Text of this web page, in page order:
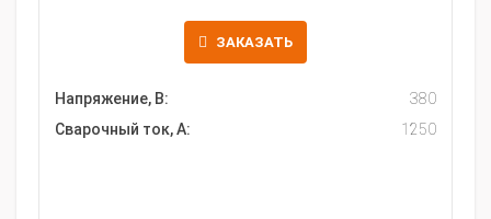
ЗАКАЗАТЬ
Напряжение, В:
380
Сварочный ток, А:
1250